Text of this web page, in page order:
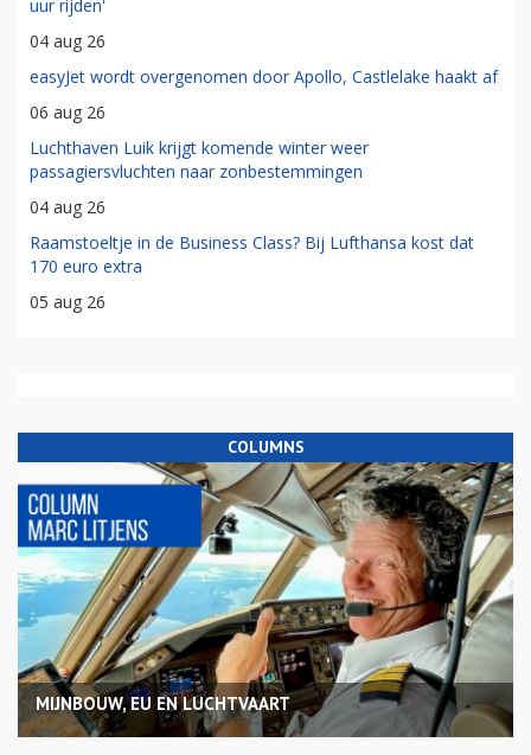
uur rijden'
04 aug 26
easyJet wordt overgenomen door Apollo, Castlelake haakt af
06 aug 26
Luchthaven Luik krijgt komende winter weer
passagiersvluchten naar zonbestemmingen
04 aug 26
Raamstoeltje in de Business Class? Bij Lufthansa kost dat
170 euro extra
05 aug 26
COLUMNS
MIJNBOUW, EU EN LUCHTVAART